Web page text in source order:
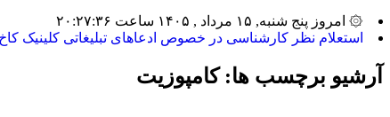
۞ امروز پنج شنبه, ۱۵ مرداد , ۱۴۰۵ ساعت ۲۰:۲۷:۳۶
بیشترین_
آرشیو برچسب ها:کامپوزیت